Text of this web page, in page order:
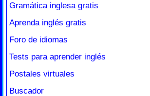
Gramática inglesa gratis
Aprenda inglés gratis
Foro de idiomas
Tests para aprender inglés
Postales virtuales
Buscador